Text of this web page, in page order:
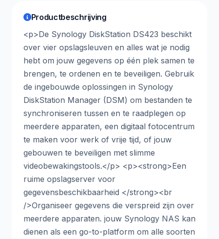
Productbeschrijving
<p>De Synology DiskStation DS423 beschikt
over vier opslagsleuven en alles wat je nodig
hebt om jouw gegevens op één plek samen te
brengen, te ordenen en te beveiligen. Gebruik
de ingebouwde oplossingen in Synology
DiskStation Manager (DSM) om bestanden te
synchroniseren tussen en te raadplegen op
meerdere apparaten, een digitaal fotocentrum
te maken voor werk of vrije tijd, of jouw
gebouwen te beveiligen met slimme
videobewakingstools.</p> <p><strong>Een
ruime opslagserver voor
gegevensbeschikbaarheid </strong><br
/>Organiseer gegevens die verspreid zijn over
meerdere apparaten. jouw Synology NAS kan
dienen als een go-to-platform om alle soorten